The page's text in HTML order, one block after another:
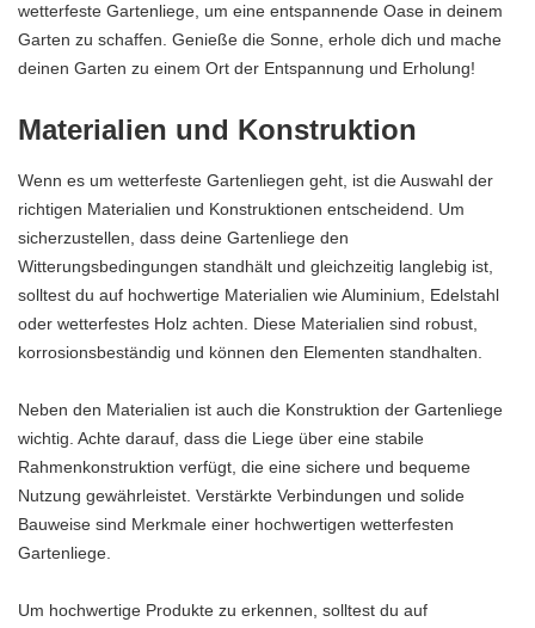
wetterfeste Gartenliege, um eine entspannende Oase in deinem
Garten zu schaffen. Genieße die Sonne, erhole dich und mache
deinen Garten zu einem Ort der Entspannung und Erholung!
Materialien und Konstruktion
Wenn es um wetterfeste Gartenliegen geht, ist die Auswahl der
richtigen Materialien und Konstruktionen entscheidend. Um
sicherzustellen, dass deine Gartenliege den
Witterungsbedingungen standhält und gleichzeitig langlebig ist,
solltest du auf hochwertige Materialien wie Aluminium, Edelstahl
oder wetterfestes Holz achten. Diese Materialien sind robust,
korrosionsbeständig und können den Elementen standhalten.
Neben den Materialien ist auch die Konstruktion der Gartenliege
wichtig. Achte darauf, dass die Liege über eine stabile
Rahmenkonstruktion verfügt, die eine sichere und bequeme
Nutzung gewährleistet. Verstärkte Verbindungen und solide
Bauweise sind Merkmale einer hochwertigen wetterfesten
Gartenliege.
Um hochwertige Produkte zu erkennen, solltest du auf